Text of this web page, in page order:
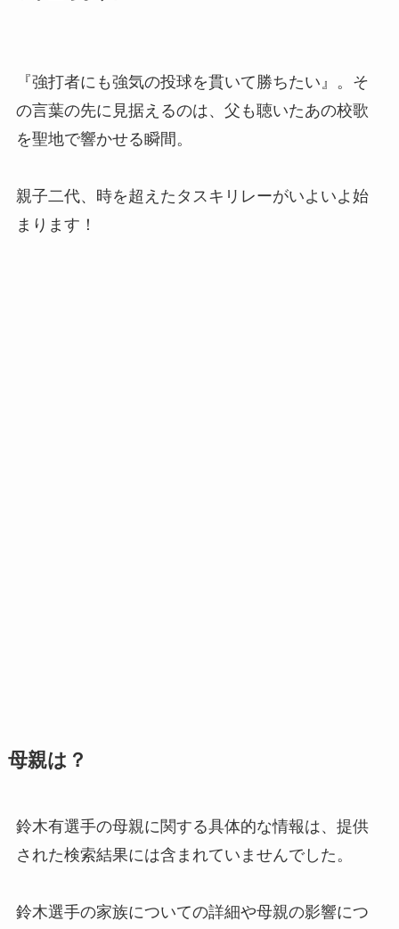
『強打者にも強気の投球を貫いて勝ちたい』。そ
の言葉の先に見据えるのは、父も聴いたあの校歌
を聖地で響かせる瞬間。
親子二代、時を超えたタスキリレーがいよいよ始
まります！
母親は？
鈴木有選手の母親に関する具体的な情報は、提供
された検索結果には含まれていませんでした。
鈴木選手の家族についての詳細や母親の影響につ